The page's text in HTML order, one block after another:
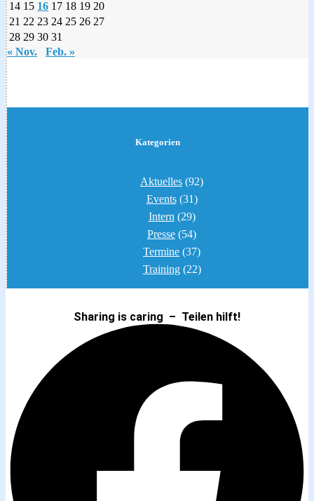
14 15 16 17 18 19 20
21 22 23 24 25 26 27
28 29 30 31
« Nov.
Feb. »
Kategorien
Aktuelles (92)
Events(31)
Intern (29)
Presse (54)
Termine (37)
Training(22)
Sharing is caring – Teilen hilft!